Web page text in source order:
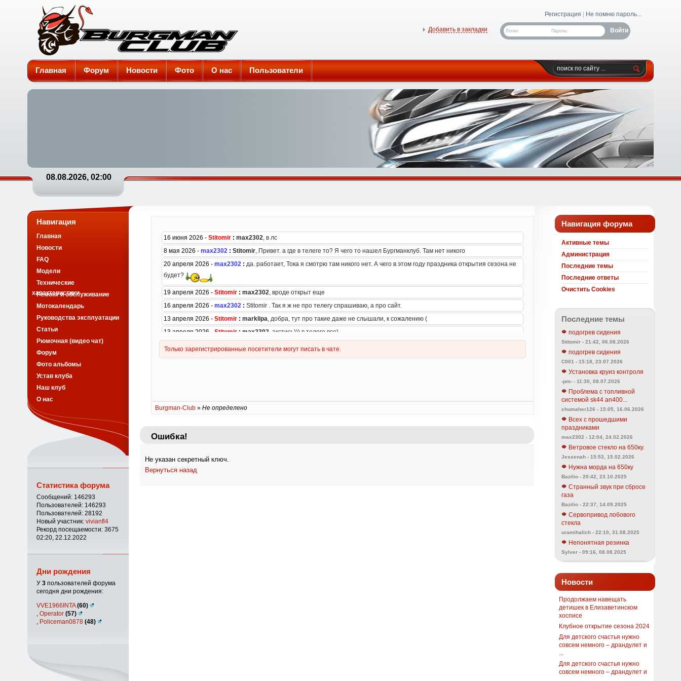
Burgman-Club
Регистрация Не помню пароль...
Логин: Пароль:
Добавить в закладки
Главная Форум Новости Фото О нас Пользователи
08.08.2026, 02:00
Burgman-Club» Не определено
Ошибка!
Не указан секретный ключ.
Вернуться назад
Навигация форума
Активные темы
Администрация
Последние темы
Последние ответы
Очистить Cookies
Последние темы
подогрев сидения
Stitomir - 21:42, 06.08.2026
подогрев сидения
C001 - 15:18, 23.07.2026
Установка круиз контроля
-pm- - 11:30, 08.07.2026
Проблема с топливной
системой sk44 an400...
chumaher126 - 15:05, 16.06.2026
Всех с прошедшими
праздниками
max2302 - 12:04, 24.02.2026
Ветровое стекло на 650ку.
Jessenah - 15:53, 15.02.2026
Нужна морда на 650ку
Bazilio - 20:42, 23.10.2025
Странный звук при сбросе
газа
Bazilio - 22:37, 14.09.2025
Сервопривод лобового
стекла
uramihalich - 22:10, 31.08.2025
Непонятная резинка
Sylver - 09:16, 08.08.2025
Новости
Продолжаем навещать
детишек в Елизаветинском
хосписе
Клубное открытие сезона 2024
Для детского счастья нужно
совсем немного – драндулет и
Для детского счастья нужно
совсем немного – драндулет и
Навигация
Главная
Новости
FAQ
Модели
Технические
характеристики
Ремонт и обслуживание
Мотокалендарь
Руководства эксплуатации
Статьи
Рюмочная (видео чат)
Форум
Фото альбомы
Устав клуба
Наш клуб
О нас
Статистика форума
Сообщений: 146293
Пользователей: 146293
Пользователей: 28192
Новый участник: vivianfl4
Рекорд посещаемости: 3675
02:20, 22.12.2022
Дни рождения
У 3пользователей форума
сегодня дни рождения:
VVE1966INTA(60)
Operator (57)
Policeman0878 (48)